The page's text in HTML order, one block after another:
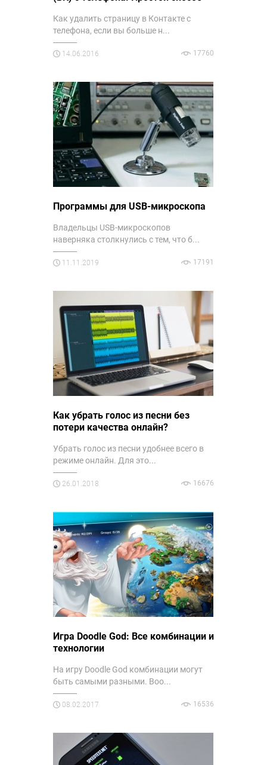
Как удалить страницу в Контакте с
телефона, если вы больше н...
14.06.2016 17760
Программы для USB-микроскопа
Владельцы USB-микроскопов
наверняка столкнулись с тем, что б...
11.11.2019 17191
Как убрать голос из песни без
потери качества онлайн?
Убрать голос из песни удобнее всего в
режиме онлайн. Для это...
26.01.2018 16676
Игра Doodle God: Все комбинации и
технологии
На игру Doodle God комбинации могут
быть самыми разными. Воо...
08.02.2017 16536